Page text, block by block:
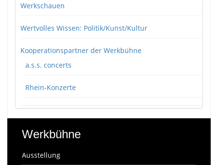
Werkschauen
Wertvolles Wissen: Politik/Kunst/Kultur
Kooperationspartner der Werkbühne
a.s.s. concerts
Rhein-Konzerte
Werkbühne
Ausstellung